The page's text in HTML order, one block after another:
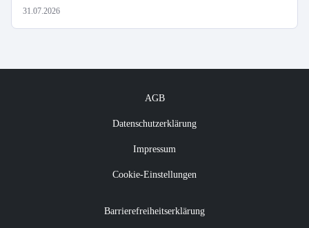
31.07.2026
AGB
Datenschutzerklärung
Impressum
Cookie-Einstellungen
Barrierefreiheitserklärung